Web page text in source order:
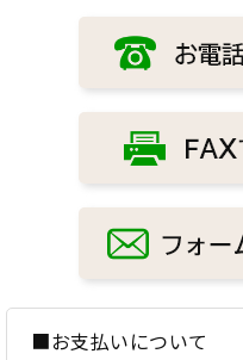
■お支払いについて